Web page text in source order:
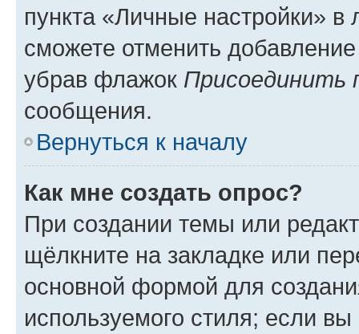
пункта «Личные настройки»
сможете отменить
убрав флажок Присоединить
сообщения.
Вернуться к началу
Как мне создать опрос?
При создании темы или
щёлкните на закладке или
основной формой для
используемого стиля; если